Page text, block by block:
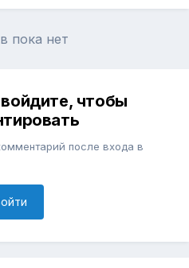
пока нет
чтобы
после входа в